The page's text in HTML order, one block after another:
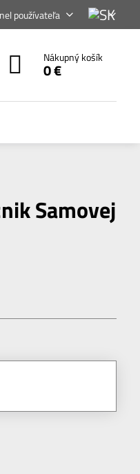
používateľa
Nákupný košík
0 €
Samovej